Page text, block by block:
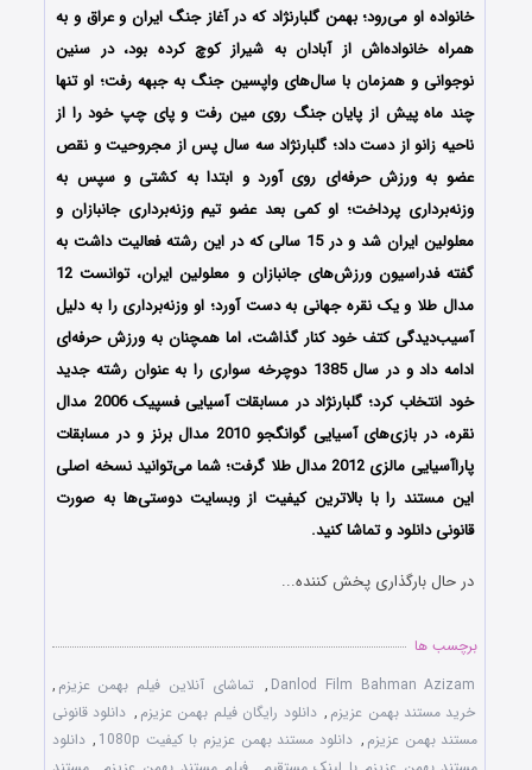
خانواده او می‌رود؛ بهمن گلبارنژاد که در آغاز جنگ ایران و عراق و به
همراه خانواده‌اش از آبادان به شیراز کوچ کرده بود، در سنین
نوجوانی و همزمان با سال‌های واپسین جنگ به جبهه رفت؛ او تنها
چند ماه پیش از پایان جنگ روی مین رفت و پای چپ خود را از
ناحیه زانو از دست داد؛ گلبارنژاد سه سال پس از مجروحیت و نقص
عضو به ورزش حرفه‌ای روی آورد و ابتدا به کشتی و سپس به
وزنه‌برداری پرداخت؛ او کمی بعد عضو تیم وزنه‌برداری جانبازان و
معلولین ایران شد و در 15 سالی که در این رشته فعالیت داشت به
گفته فدراسیون ورزش‌های جانبازان و معلولین ایران، توانست 12
مدال طلا و یک نقره جهانی به دست آورد؛ او وزنه‌برداری را به دلیل
آسیب‌دیدگی کتف خود کنار گذاشت، اما همچنان به ورزش حرفه‌ای
ادامه داد و در سال 1385 دوچرخه سواری را به عنوان رشته جدید
خود انتخاب کرد؛ گلبارنژاد در مسابقات آسیایی فسپیک 2006 مدال
نقره، در بازی‌های آسیایی گوانگجو 2010 مدال برنز و در مسابقات
پاراآسیایی مالزی 2012 مدال طلا گرفت؛ شما می‌توانید نسخه اصلی
این مستند را با بالاترین کیفیت از وبسایت دوستی‌ها به صورت
قانونی دانلود و تماشا کنید.
در حال بارگذاری پخش کننده...
برچسب ها
Danlod Film Bahman Azizam
, تماشای آنلاین فیلم بهمن عزیزم ,
خرید مستند بهمن عزیزم , دانلود رایگان فیلم بهمن عزیزم , دانلود قانونی
مستند بهمن عزیزم , دانلود مستند بهمن عزیزم با کیفیت 1080p , دانلود